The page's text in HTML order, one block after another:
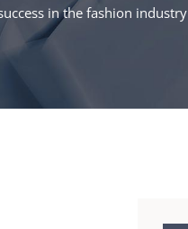
in the fashion industry